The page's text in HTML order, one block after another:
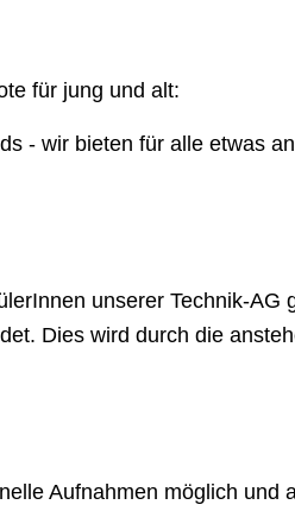
für jung und alt:
- wir bieten für alle etwas
unserer Technik-
Dies wird durch die
Aufnahmen möglich und